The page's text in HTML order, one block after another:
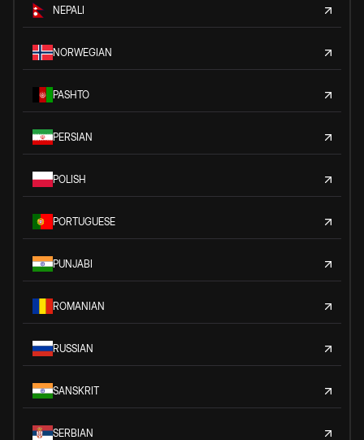
NEPALI
NORWEGIAN
PASHTO
PERSIAN
POLISH
PORTUGUESE
PUNJABI
ROMANIAN
RUSSIAN
SANSKRIT
SERBIAN